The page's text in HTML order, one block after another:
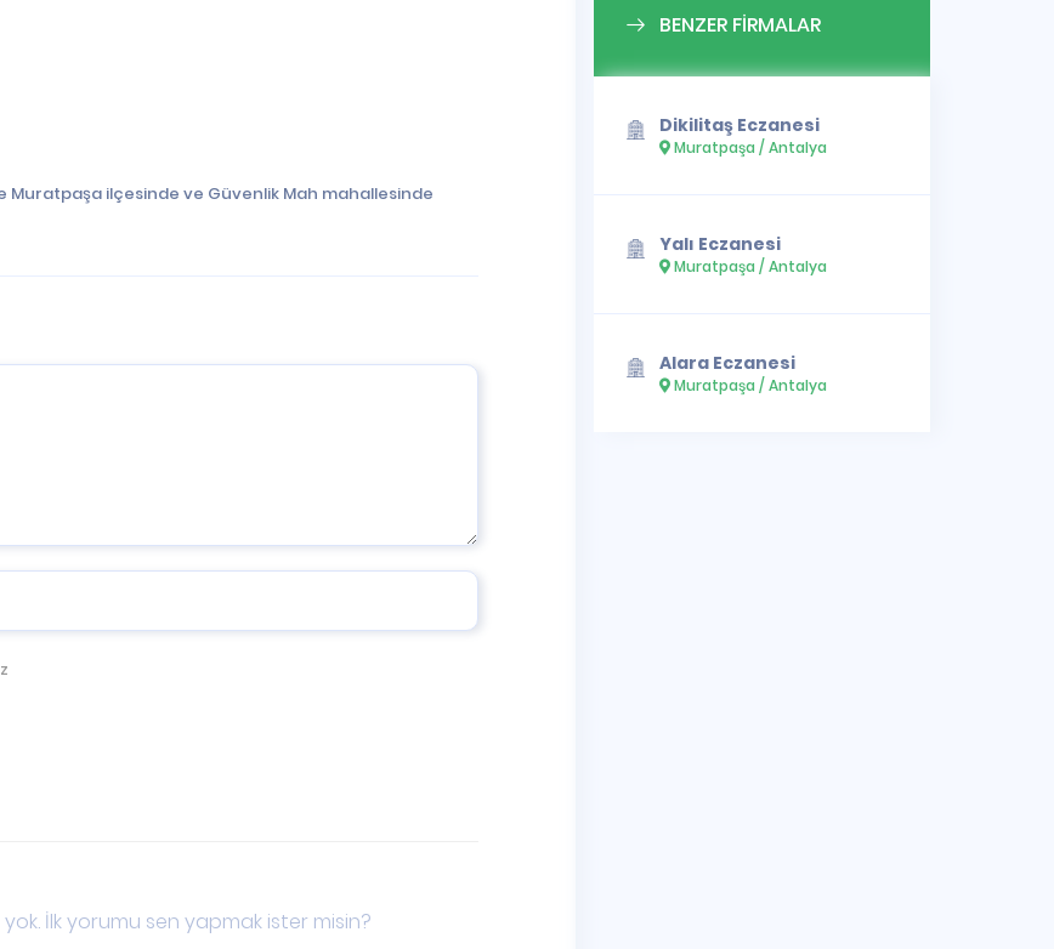
Muratpaşa ilçesinde ve Güvenlik Mah mahallesinde
İlk yorumu sen yapmak ister misin?
BENZER FİRMALAR
Dikilitaş Eczanesi
Muratpaşa / Antalya
Yalı Eczanesi
Muratpaşa / Antalya
Alara Eczanesi
Muratpaşa / Antalya